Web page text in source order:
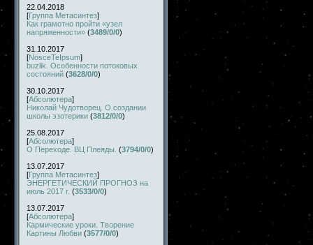
22.04.2018
[Группа Метасинтез]
Как грамотно пройти «узел
напряженности» (3489/0/0)
31.10.2017
[NosceTeIpsum]
buzlik. Особенности потоковых
состояний (3628/0/0)
30.10.2017
[Абсолютера]
Николай Чудотворец. О создании
школы эзотерики (3812/0/0)
25.08.2017
[Абсолютера]
О Переходе. ВЦ Плеяды. (3794/0/0)
13.07.2017
[Группа Метасинтез]
ЭНЕРГЕТИЧЕСКИЙ ПРОГНОЗ на
июль 2017 г. (3533/0/0)
13.07.2017
[Абсолютера]
Кармические уроки. Творение
Картины Любви (3577/0/0)